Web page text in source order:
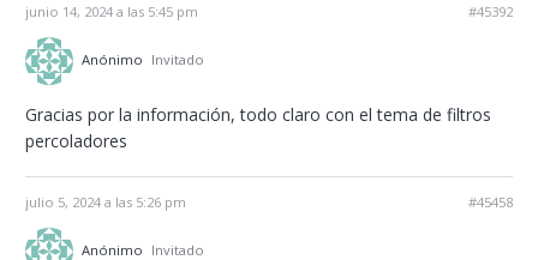
junio 14, 2024 a las 5:45 pm #45392
Anónimo Invitado
Gracias por la información, todo claro con el tema de filtros
percoladores
julio 5, 2024 a las 5:26 pm #45458
Anónimo Invitado